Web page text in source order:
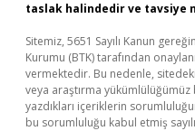
taslak halindedir ve tavsiye
Sitemiz, 5651 Sayılı Kanun
Kurumu (BTK) tarafından
vermektedir. Bu nedenle,
veya araştırma
yazdıkları içeriklerin
bu sorumluluğu kabul etmiş